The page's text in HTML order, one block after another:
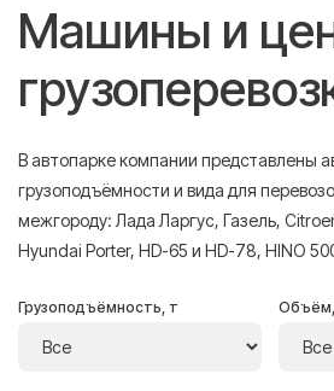
Машины и
В автопарке компании представлены
грузоподъёмности и вида для
межгороду: Лада Ларгус, Газель,
Hyundai Porter, HD-65 и HD-78, HINO
Грузоподъёмность, т